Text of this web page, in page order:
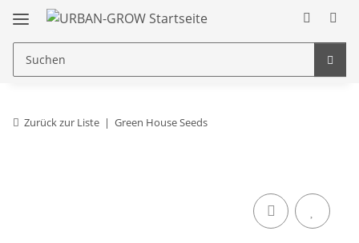
Zurück zur Liste Green House Seeds